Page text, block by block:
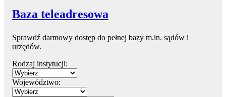
Baza teleadresowa
Sprawdź darmowy dostęp do pełnej bazy m.in. sądów i
urzędów.
Rodzaj instytucji:
Województwo: